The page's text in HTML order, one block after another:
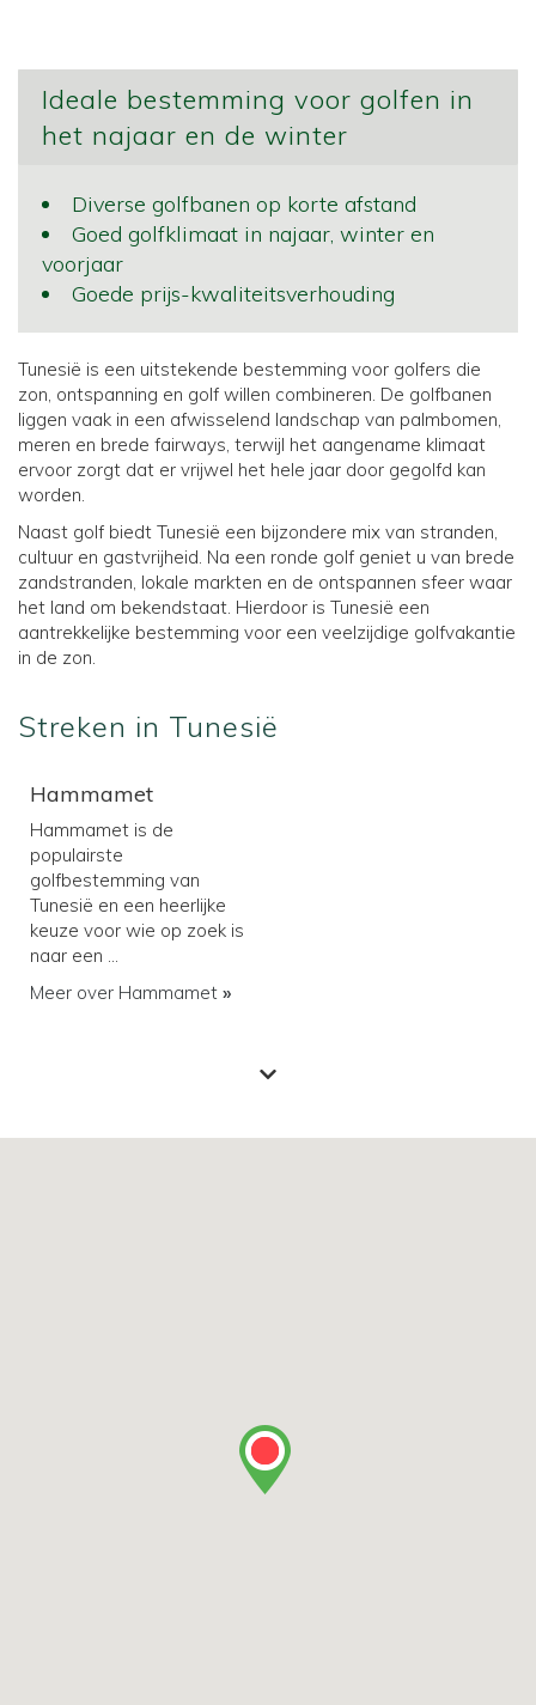
Ideale bestemming voor golfen in
het najaar en de winter
Diverse golfbanen op korte afstand
Goed golfklimaat in najaar, winter en
voorjaar
Goede prijs-kwaliteitsverhouding
Tunesië is een uitstekende bestemming voor golfers die
zon, ontspanning en golf willen combineren. De golfbanen
liggen vaak in een afwisselend landschap van palmbomen,
meren en brede fairways, terwijl het aangename klimaat
ervoor zorgt dat er vrijwel het hele jaar door gegolfd kan
worden.
Naast golf biedt Tunesië een bijzondere mix van stranden,
cultuur en gastvrijheid. Na een ronde golf geniet u van brede
zandstranden, lokale markten en de ontspannen sfeer waar
het land om bekendstaat. Hierdoor is Tunesië een
aantrekkelijke bestemming voor een veelzijdige golfvakantie
in de zon.
Streken in Tunesië
Hammamet
Hammamet is de
populairste
golfbestemming van
Tunesië en een heerlijke
keuze voor wie op zoek is
naar een ...
Meer over Hammamet »